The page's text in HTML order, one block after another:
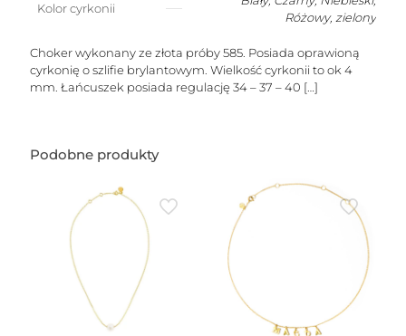
Kolor cyrkonii
Różowy, zielony
Choker wykonany ze złota próby 585. Posiada oprawioną
cyrkonię o szlifie brylantowym. Wielkość cyrkonii to ok 4
mm. Łańcuszek posiada regulację 34 – 37 – 40 […]
Podobne produkty